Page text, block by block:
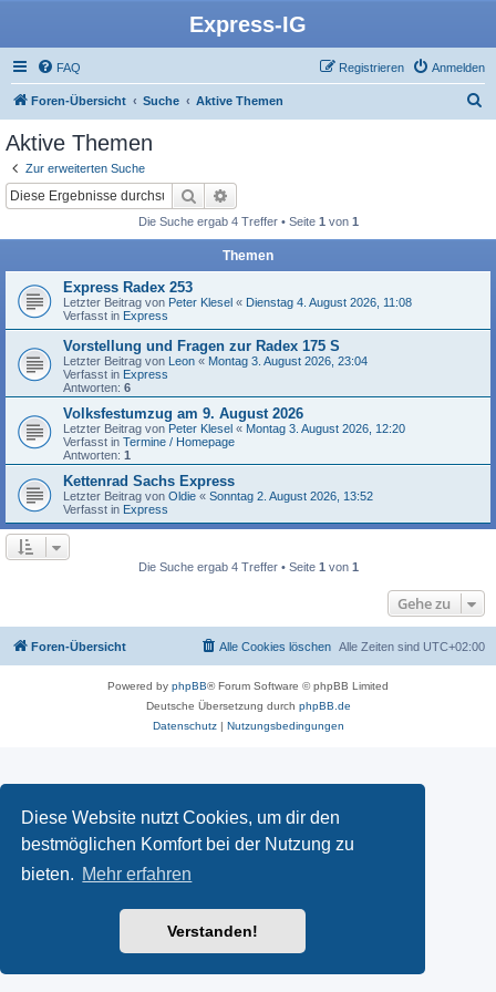
Diese Website nutzt Cookies, um dir den
bestmöglichen Komfort bei der Nutzung zu
bieten. Mehr erfahren
Verstanden!
Express-IG
FAQ Anmelden
Registrieren
Foren-Übersicht Suche Aktive Themen
Aktive Themen
Zur erweiterten Suche
Suche
Die Suche ergab 4 Treffer • Seite 1 von 1
Themen
Express Radex 253
Letzter Beitrag von Peter Klesel « Dienstag 4. August 2026, 11:08
Verfasst in Express
Vorstellung und Fragen zur Radex 175 S
Letzter Beitrag von Leon « Montag 3. August 2026, 23:04
Verfasst in Express
Antworten: 6
Volksfestumzug am 9. August 2026
Letzter Beitrag von Peter Klesel « Montag 3. August 2026, 12:20
Verfasst in Termine / Homepage
Antworten: 1
Kettenrad Sachs Express
Letzter Beitrag von Oldie « Sonntag 2. August 2026, 13:52
Verfasst in Express
Die Suche ergab 4 Treffer • Seite 1 von 1
Gehe zu
Foren-Übersicht Alle Zeiten sind UTC+02:00
Alle Cookies löschen
Powered by phpBB® Forum Software © phpBB Limited
Deutsche Übersetzung durch phpBB.de
Datenschutz| Nutzungsbedingungen